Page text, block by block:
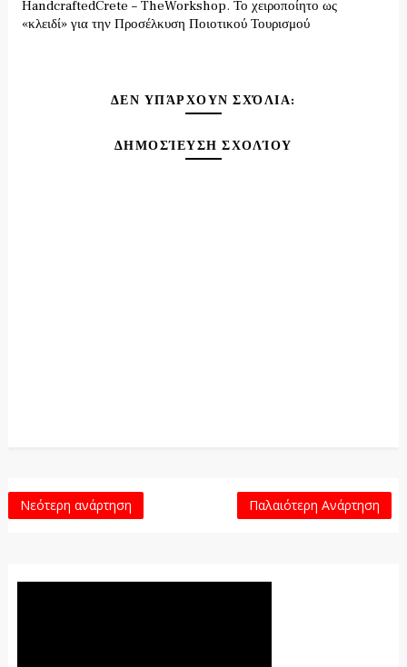
HandcraftedCrete – TheWorkshop. Το χειροποίητο ως
«κλειδί» για την Προσέλκυση Ποιοτικού Τουρισμού
ΔΕΝ ΥΠΆΡΧΟΥΝ ΣΧΌΛΙΑ:
ΔΗΜΟΣΊΕΥΣΗ ΣΧΟΛΊΟΥ
Νεότερη ανάρτηση Παλαιότερη Ανάρτηση